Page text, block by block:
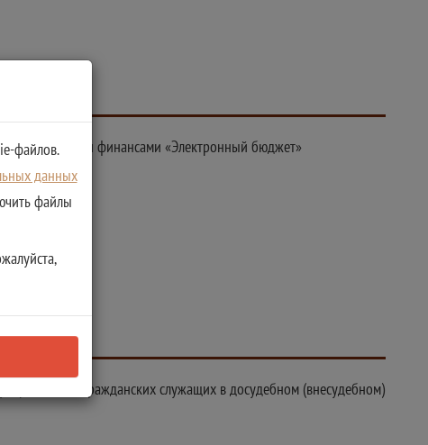
общественными финансами «Электронный бюджет»
гражданских служащих в досудебном (внесудебном)
файлов.
данных
файлы